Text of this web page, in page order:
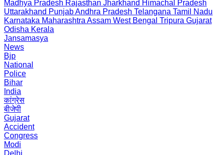
Madhya Pradesh Rajasthan Jharkhand Himachal Pradesh
Uttarakhand PunjabAndhra Pradesh Telangana Tamil Nadu
Karnataka Maharashtra Assam West Bengal Tripura Gujarat
Odisha Kerala
Jansamasya
News
Bjp
National
Police
Bihar
India
कांग्रेस
बीजेपी
Gujarat
Accident
Congress
Modi
Delhi